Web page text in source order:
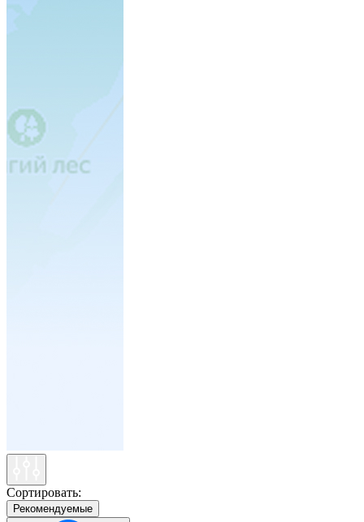
Сортировать:
Рекомендуемые